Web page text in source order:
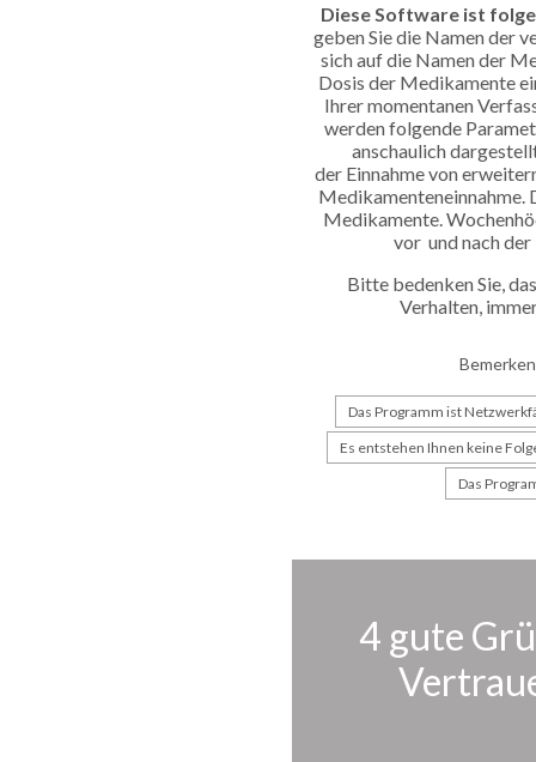
Diese Software ist
geben Sie die Namen der
sich auf die Namen der
Dosis der Medikamente
Ihrer momentanen
werden folgende
anschaulich
der Einnahme von
Medikamenteneinnahme.
Medikamente.
vor und nach
Bitte bedenken Sie,
Verhalten,
Das Programm ist
Es entstehen Ihnen keine
Das
4 gute